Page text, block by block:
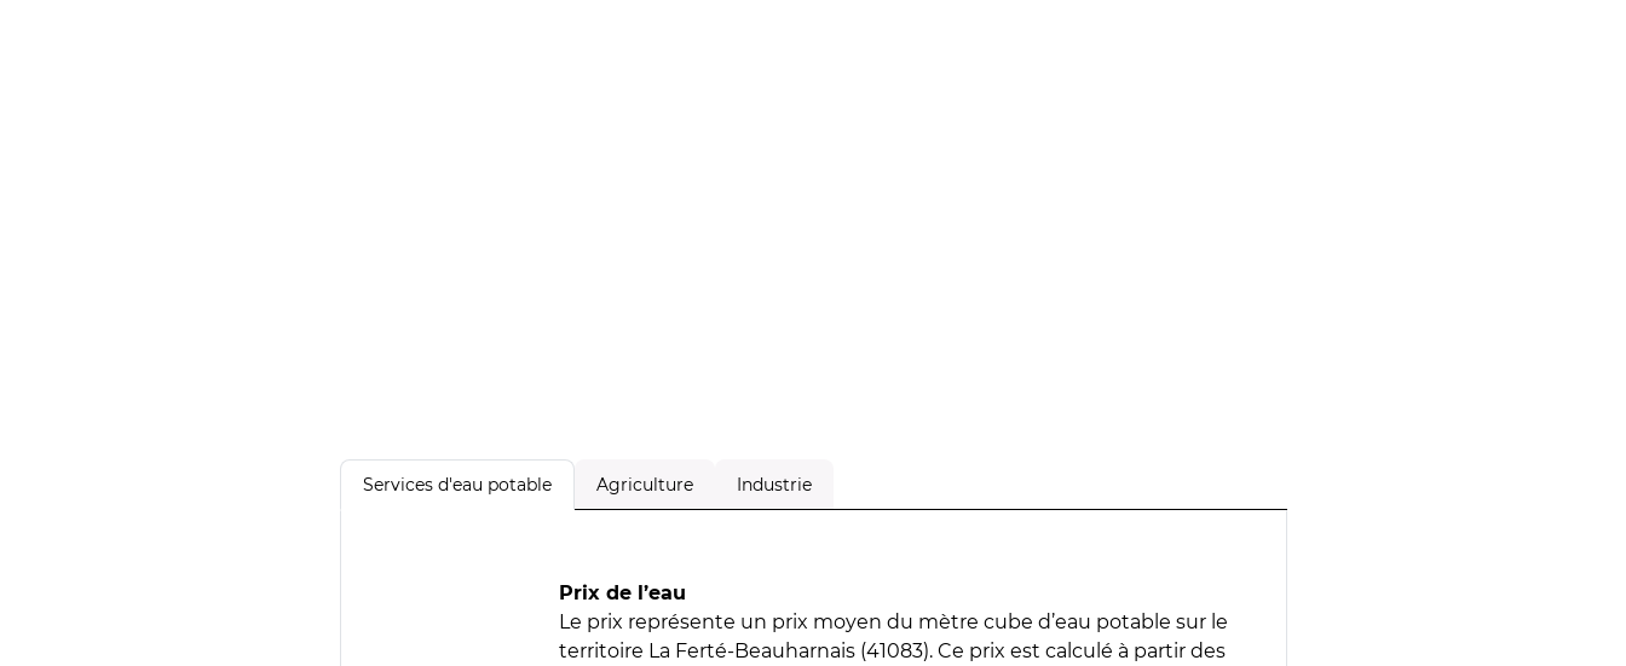
Services d'eau potable Agriculture Industrie
Prix de l’eau
Le prix représente un prix moyen du mètre cube d’eau potable sur le
territoire La Ferté-Beauharnais (41083). Ce prix est calculé à partir des